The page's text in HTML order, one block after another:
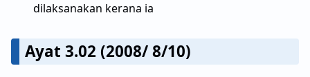
dilaksanakan kerana ia
Ayat 3.02 (2008/ 8/10)